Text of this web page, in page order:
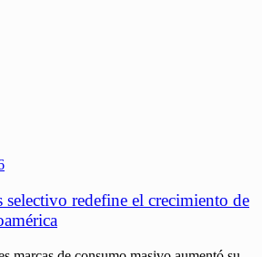
redefine el crecimiento de